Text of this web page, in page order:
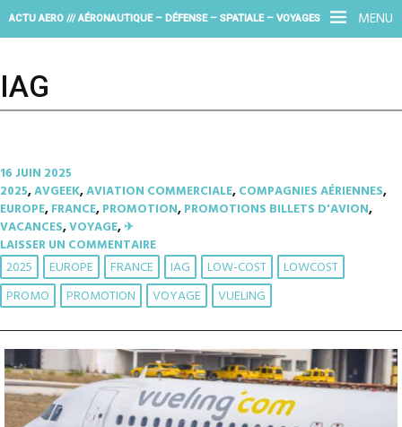
MENU
ACTU AERO /// AÉRONAUTIQUE – DÉFENSE – SPATIALE – VOYAGES
IAG
16 JUIN 2025
2025,AVGEEK,AVIATION COMMERCIALE,COMPAGNIES AÉRIENNES,
EUROPE,FRANCE,PROMOTION,PROMOTIONS BILLETS D'AVION,
VACANCES,VOYAGE,✈︎
LAISSER UN COMMENTAIRE
2025 EUROPE FRANCE IAG LOW-COST
LOWCOST
PROMO
PROMOTION VOYAGE VUELING